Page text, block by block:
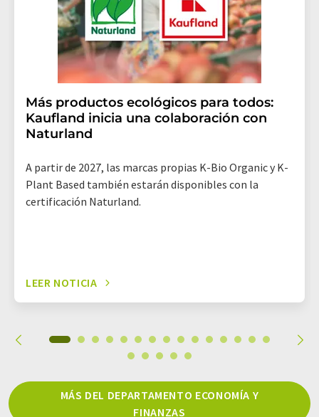
Más productos ecológicos para todos:
Kaufland inicia una colaboración con
Naturland
A partir de 2027, las marcas propias K-Bio Organic y K-
Plant Based también estarán disponibles con la
certificación Naturland.
LEER NOTICIA
MÁS DEL DEPARTAMENTO ECONOMÍA Y
FINANZAS